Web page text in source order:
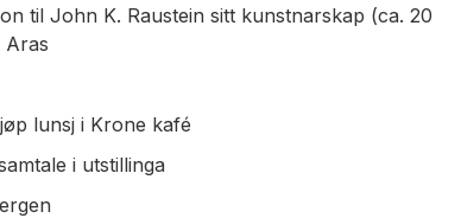
til John K. Raustein sitt kunstnarskap (ca. 20
Aras
lunsj i Krone kafé
i utstillinga